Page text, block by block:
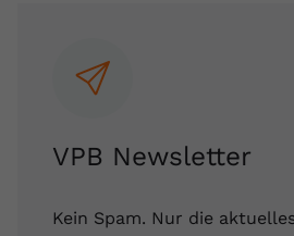
VPB Newsletter
Kein Spam. Nur die